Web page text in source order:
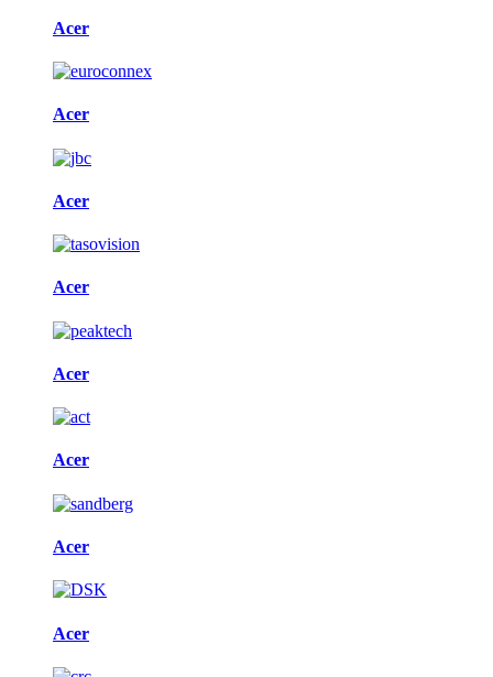
Acer
Acer
Acer
Acer
Acer
Acer
Acer
Acer